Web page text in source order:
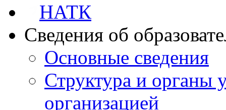
НАТК
Сведения об
Основные сведения
Структура и органы
организацией